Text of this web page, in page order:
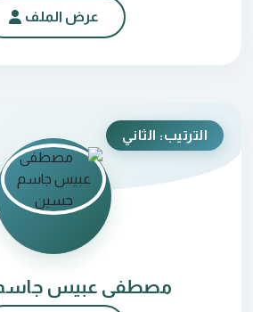
عرض الملف
الترتيب: الثاني
مصطفى عبيس